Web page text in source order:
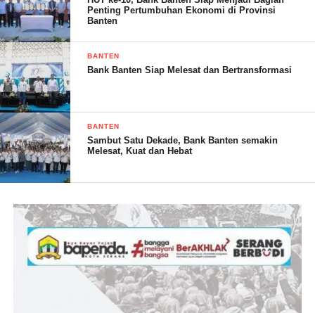
Post Views: 13
Penting Pertumbuhan Ekonomi di Provinsi
Banten
BANTEN
Bank Banten Siap Melesat dan Bertransformasi
BANTEN
Sambut Satu Dekade, Bank Banten semakin
Melesat, Kuat dan Hebat